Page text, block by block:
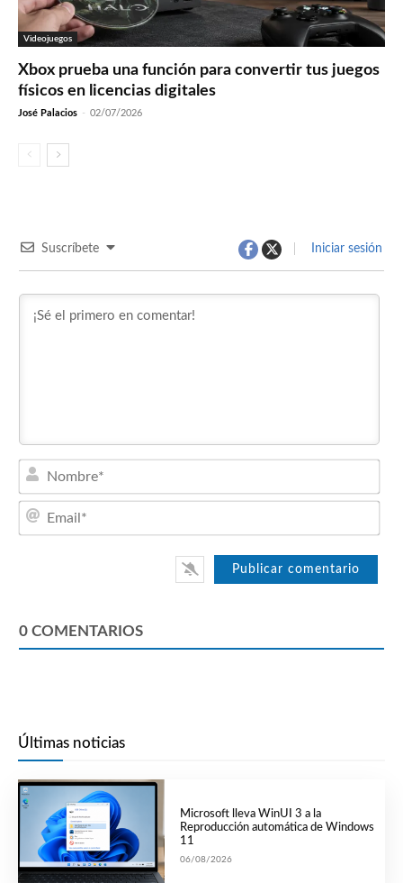
Videojuegos
Xbox prueba una función para convertir tus juegos
físicos en licencias digitales
José Palacios - 02/07/2026
Suscríbete Iniciar sesión
0 COMENTARIOS
Últimas noticias
Microsoft lleva WinUI 3 a la
Reproducción automática de Windows
11
06/08/2026